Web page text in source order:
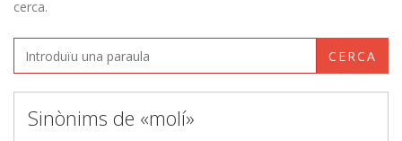
cerca.
CERCA
Sinònims de «molí»